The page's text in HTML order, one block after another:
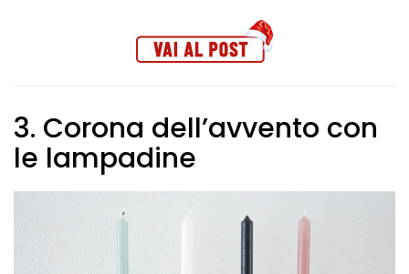
3. Corona dell’avvento con
le lampadine